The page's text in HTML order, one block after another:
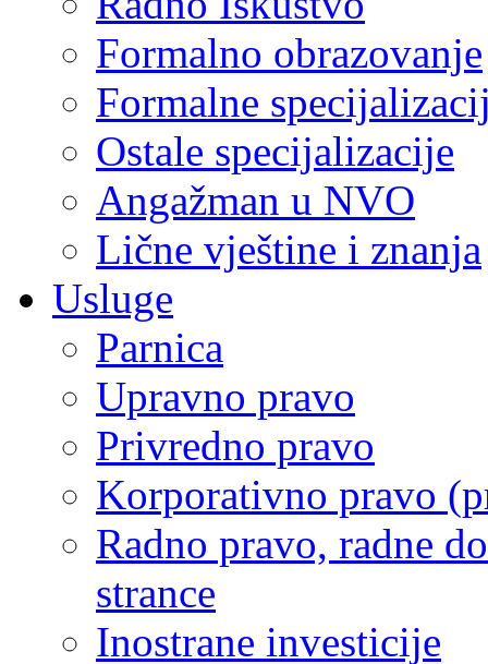
Formalno obrazovanje
Formalne
Ostale specijalizacije
Angažman u NVO
Lične vještine i znanja
Usluge
Parnica
Upravno pravo
Privredno pravo
Korporativno pravo
Radno pravo, radne
strance
Inostrane investicije